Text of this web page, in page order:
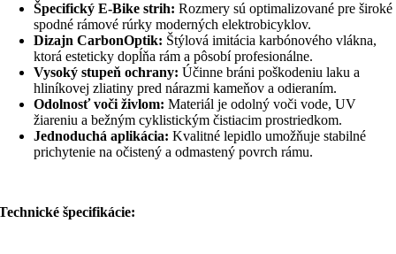
Špecifický E-Bike strih: Rozmery sú optimalizované pre široké
spodné rámové rúrky moderných elektrobicyklov.
Dizajn CarbonOptik: Štýlová imitácia karbónového vlákna,
ktorá esteticky dopĺňa rám a pôsobí profesionálne.
Vysoký stupeň ochrany: Účinne bráni poškodeniu laku a
hliníkovej zliatiny pred nárazmi kameňov a odieraním.
Odolnosť voči živlom: Materiál je odolný voči vode, UV
žiareniu a bežným cyklistickým čistiacim prostriedkom.
Jednoduchá aplikácia: Kvalitné lepidlo umožňuje stabilné
prichytenie na očistený a odmastený povrch rámu.
špecifikácie: